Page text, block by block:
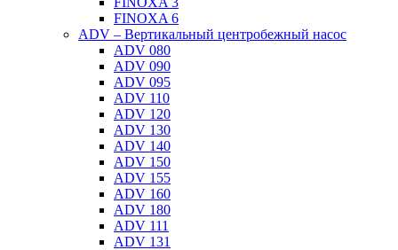
FINOXA 6
ADV – Вертикальный центробежный насос
ADV 080
ADV 090
ADV 095
ADV 110
ADV 120
ADV 130
ADV 140
ADV 150
ADV 155
ADV 160
ADV 180
ADV 111
ADV 131